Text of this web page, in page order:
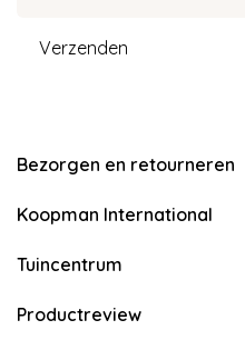
Verzenden
Bezorgen en retourneren
Koopman International
Tuincentrum
Productreview